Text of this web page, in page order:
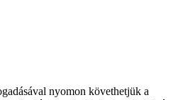
nyomon követhetjük a